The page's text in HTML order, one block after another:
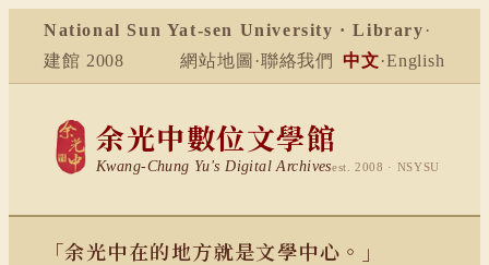
National Sun Yat-sen University · Library ·
建館 2008
網站地圖 ·聯絡我們 中文·English
余光中數位文學館
Kwang-Chung Yu's Digital Archivesest. 2008 · NSYSU
「余光中在的地方就是文學中心。」